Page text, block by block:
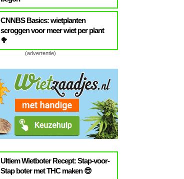
CNNBS Basics: wietplanten
scroggen voor meer wiet per plant
🥦
(advertentie)
Ultiem Wietboter Recept: Stap-voor-
Stap boter met THC maken 😎